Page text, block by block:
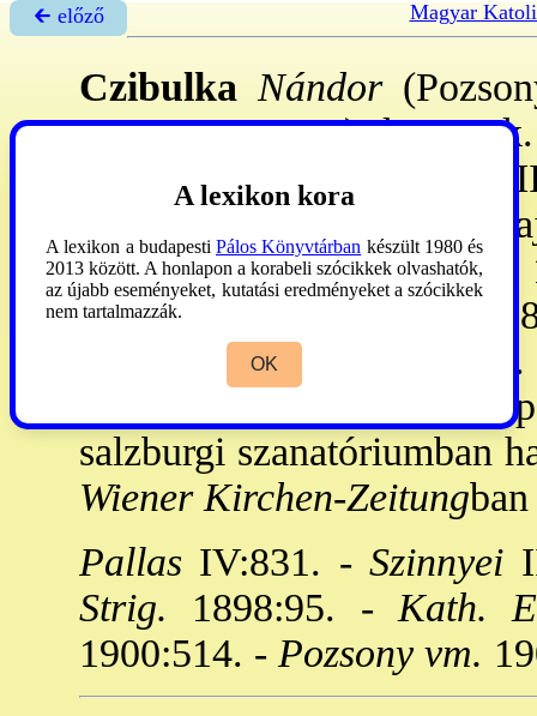
🡰 előző Magyar
Czibulka Nándor
1898. szept. 11.):
Pesten végezte. 1862.
tanára,
szem. pref-a, 1866. VIII.
spirituálisa, p. kamarás,
1889. XII. 20: cikádori
rektora, X. 12: barsi
salzburgi szanatóriumban
Wiener Kirchen-Zeitung
Pallas IV:831. - Szinnyei
Strig. 1898:95. - Kath.
1900:514. - Pozsony vm.
A lexikon kora
A lexikon a budapesti Pálos Könyvtárban készült 1980 és
2013 között. A honlapon a korabeli szócikkek olvashatók,
az újabb eseményeket, kutatási eredményeket a szócikkek
nem tartalmazzák.
OK